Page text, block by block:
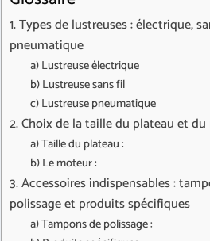
1. Types de lustreuses : électrique,
pneumatique
a) Lustreuse électrique
b) Lustreuse sans fil
c) Lustreuse pneumatique
2. Choix de la taille du plateau et
a) Taille du plateau :
b) Le moteur :
3. Accessoires indispensables :
polissage et produits spécifiques
a) Tampons de polissage :